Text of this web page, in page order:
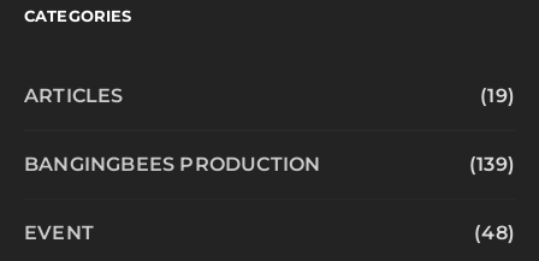
CATEGORIES
ARTICLES (19)
BANGINGBEES PRODUCTION (139)
EVENT (48)